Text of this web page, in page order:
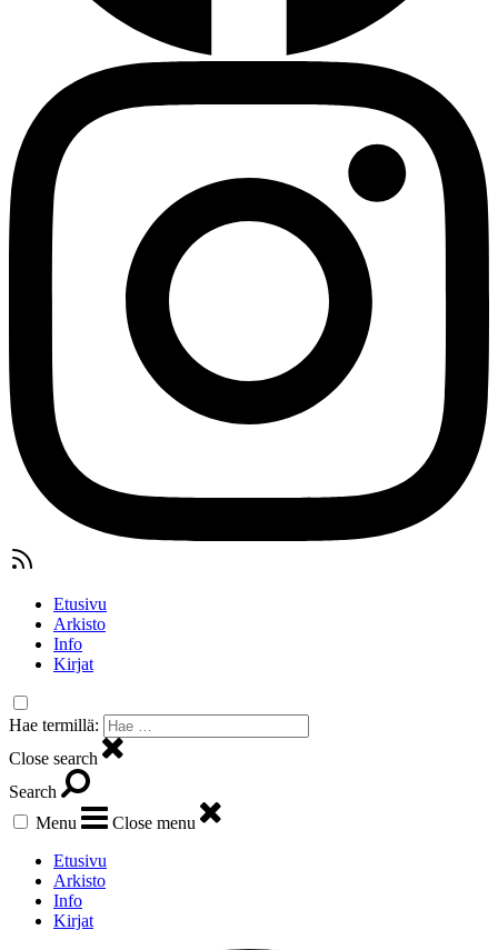
Etusivu
Arkisto
Info
Kirjat
Hae termillä:
Close search
Search
Menu
Close menu
Etusivu
Arkisto
Info
Kirjat